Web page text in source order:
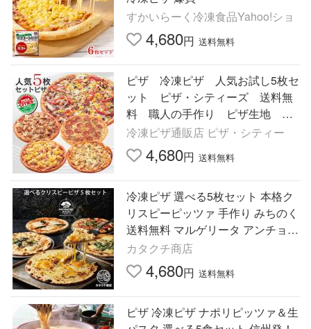
すかいらーく冷凍食品Yahoo!ショ
4,680円 送料無料
ピザ 冷凍ピザ 人気お試し5枚セ
ット ピザ・シティーズ 送料無
料 職人の手作り ピザ生地 ト
マト チーズ
冷凍ピザ通販店 ピザ・シティー
4,680円 送料無料
冷凍ピザ 選べる5枚セット 本格ク
リスピーピッツァ 手作り みちのく
送料無料 マルゲリータ アンチョビ
釜揚げシラス クリスピーピザ アラ
ビアータ 10種類
カタクチ商店
4,680円 送料無料
ピザ 冷凍ピザ ナポリピッツァ＆生